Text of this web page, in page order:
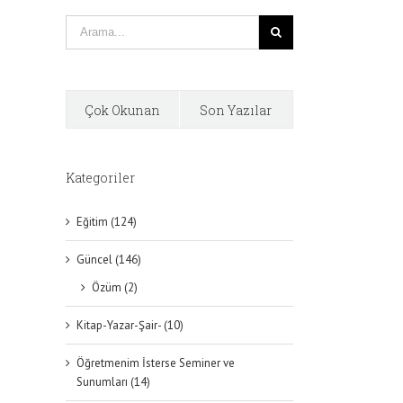
Çok Okunan Son Yazılar
Kategoriler
Eğitim (124)
Güncel (146)
Özüm (2)
Kitap-Yazar-Şair- (10)
Öğretmenim İsterse Seminer ve
Sunumları (14)